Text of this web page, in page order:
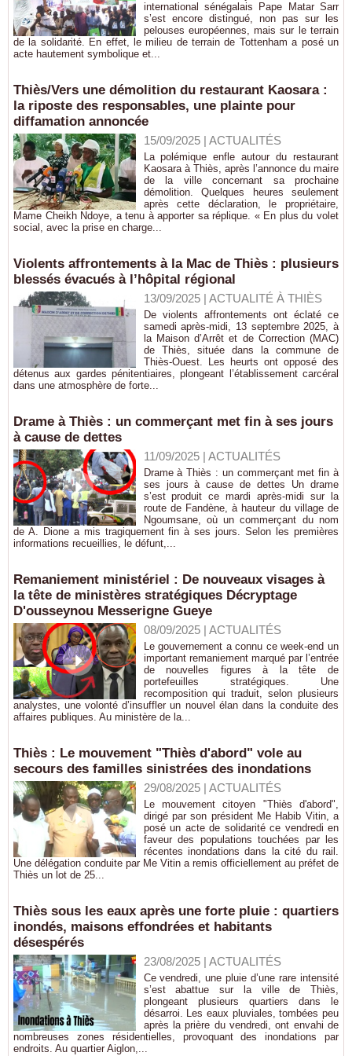
international sénégalais Pape Matar Sarr
s’est encore distingué, non pas sur les
pelouses européennes, mais sur le terrain
de la solidarité. En effet, le milieu de terrain de Tottenham a posé un
acte hautement symbolique et...
Thiès/Vers une démolition du restaurant Kaosara :
la riposte des responsables, une plainte pour
diffamation annoncée
15/09/2025| ACTUALITÉS
La polémique enfle autour du restaurant
Kaosara à Thiès, après l’annonce du maire
de la ville concernant sa prochaine
démolition. Quelques heures seulement
après cette déclaration, le propriétaire,
Mame Cheikh Ndoye, a tenu à apporter sa réplique. « En plus du volet
social, avec la prise en charge...
Violents affrontements à la Mac de Thiès : plusieurs
blessés évacués à l’hôpital régional
13/09/2025| ACTUALITÉ À THIÈS
De violents affrontements ont éclaté ce
samedi après-midi, 13 septembre 2025, à
la Maison d’Arrêt et de Correction (MAC)
de Thiès, située dans la commune de
Thiès-Ouest. Les heurts ont opposé des
détenus aux gardes pénitentiaires, plongeant l’établissement carcéral
dans une atmosphère de forte...
Drame à Thiès : un commerçant met fin à ses jours
à cause de dettes
11/09/2025| ACTUALITÉS
Drame à Thiès : un commerçant met fin à
ses jours à cause de dettes Un drame
s’est produit ce mardi après-midi sur la
route de Fandène, à hauteur du village de
Ngoumsane, où un commerçant du nom
de A. Dione a mis tragiquement fin à ses jours. Selon les premières
informations recueillies, le défunt,...
Remaniement ministériel : De nouveaux visages à
la tête de ministères stratégiques Décryptage
D'ousseynou Messerigne Gueye
08/09/2025| ACTUALITÉS
Le gouvernement a connu ce week-end un
important remaniement marqué par l’entrée
de nouvelles figures à la tête de
portefeuilles stratégiques. Une
recomposition qui traduit, selon plusieurs
analystes, une volonté d’insuffler un nouvel élan dans la conduite des
affaires publiques. Au ministère de la...
Thiès : Le mouvement "Thiès d'abord" vole au
secours des familles sinistrées des inondations
29/08/2025| ACTUALITÉS
Le mouvement citoyen "Thiès d'abord",
dirigé par son président Me Habib Vitin, a
posé un acte de solidarité ce vendredi en
faveur des populations touchées par les
récentes inondations dans la cité du rail.
Une délégation conduite par Me Vitin a remis officiellement au préfet de
Thiès un lot de 25...
Thiès sous les eaux après une forte pluie : quartiers
inondés, maisons effondrées et habitants
désespérés
23/08/2025| ACTUALITÉS
Ce vendredi, une pluie d’une rare intensité
s’est abattue sur la ville de Thiès,
plongeant plusieurs quartiers dans le
désarroi. Les eaux pluviales, tombées peu
après la prière du vendredi, ont envahi de
nombreuses zones résidentielles, provoquant des inondations par
endroits. Au quartier Aiglon,...